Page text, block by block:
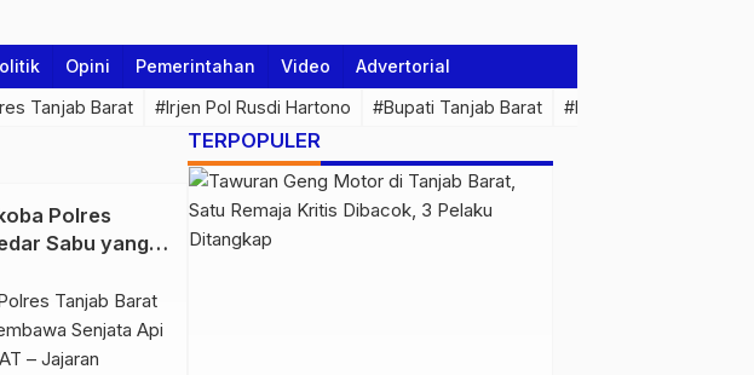
Opini Pemerintahan Video Advertorial
Tanjab Barat #Irjen Pol Rusdi Hartono #Bupati Tanjab Barat #Pemprov Jambi
Polres
Sabu yang
Tanjab Barat
Senjata Api
– Jajaran
TERPOPULER